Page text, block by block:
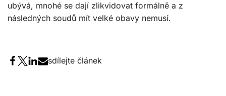
ubývá, mnohé se dají zlikvidovat formálně a z
následných soudů mít velké obavy nemusí.
sdílejte článek